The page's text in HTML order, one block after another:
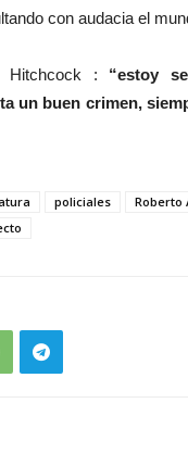
con audacia el
Hitchcock : “estoy
un buen crimen,
policiales
Roberto